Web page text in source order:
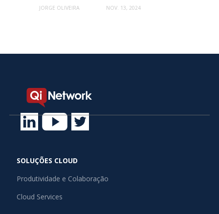
JORGE OLIVEIRA NOV. 13, 2024
SOLUÇÕES CLOUD
Produtividade e Colaboração
Cloud Services